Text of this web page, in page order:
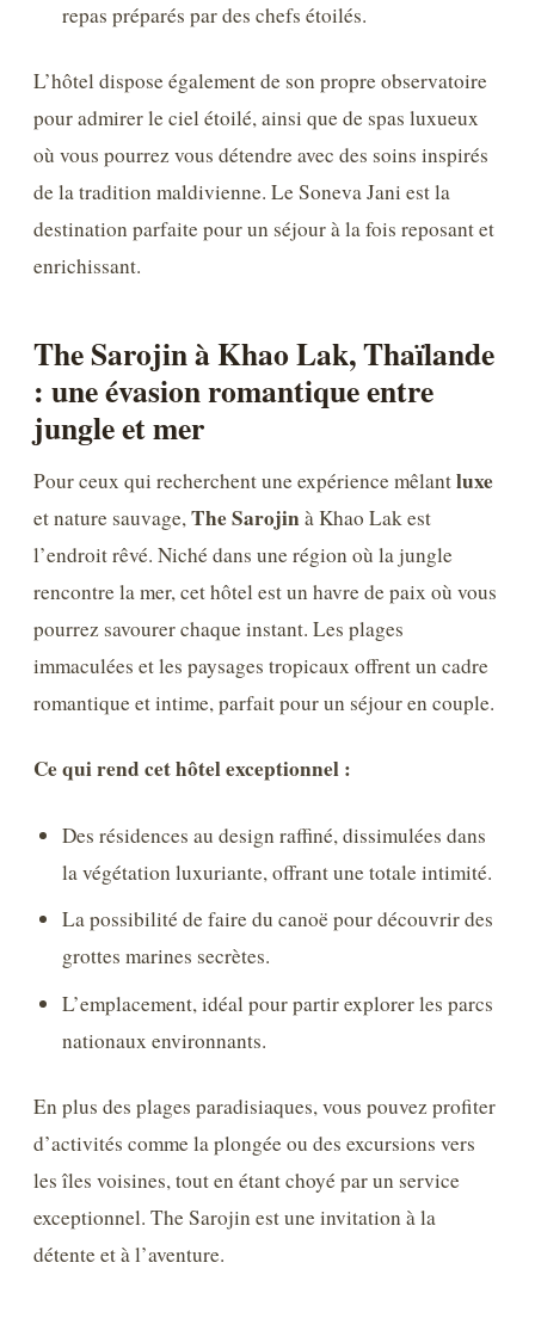
repas préparés par des chefs étoilés.
L’hôtel dispose également de son propre observatoire
pour admirer le ciel étoilé, ainsi que de spas luxueux
où vous pourrez vous détendre avec des soins inspirés
de la tradition maldivienne. Le Soneva Jani est la
destination parfaite pour un séjour à la fois reposant et
enrichissant.
The Sarojin à Khao Lak, Thaïlande
: une évasion romantique entre
jungle et mer
Pour ceux qui recherchent une expérience mêlantluxe
et nature sauvage,The Sarojinà Khao Lak est
l’endroit rêvé. Niché dans une région où la jungle
rencontre la mer, cet hôtel est un havre de paix où vous
pourrez savourer chaque instant. Les plages
immaculées et les paysages tropicaux offrent un cadre
romantique et intime, parfait pour un séjour en couple.
Ce qui rend cet hôtel exceptionnel :
Des résidences au design raffiné, dissimulées dans
la végétation luxuriante, offrant une totale intimité.
La possibilité de faire du canoë pour découvrir des
grottes marines secrètes.
L’emplacement, idéal pour partir explorer les parcs
nationaux environnants.
En plus des plages paradisiaques, vous pouvez profiter
d’activités comme la plongée ou des excursions vers
les îles voisines, tout en étant choyé par un service
exceptionnel. The Sarojin est une invitation à la
détente et à l’aventure.